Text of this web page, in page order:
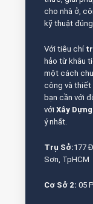
cho nhà ở,
kỹ thuật
Với tiêu chí
hảo từ khâu
một cách
công và thiết
bạn cần với
với Xây
ý nhất.
Trụ Sở:177
Sơn, TpHCM
Cơ Sở 2: 05